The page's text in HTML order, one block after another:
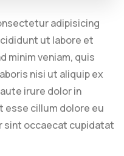
adipisicing
ut labore et
minim veniam, quis
nisi ut aliquip ex
irure dolor in
esse cillum dolore eu
sint occaecat cupidatat